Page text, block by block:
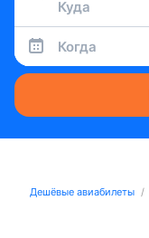
Когда
Дешёвые авиабилеты